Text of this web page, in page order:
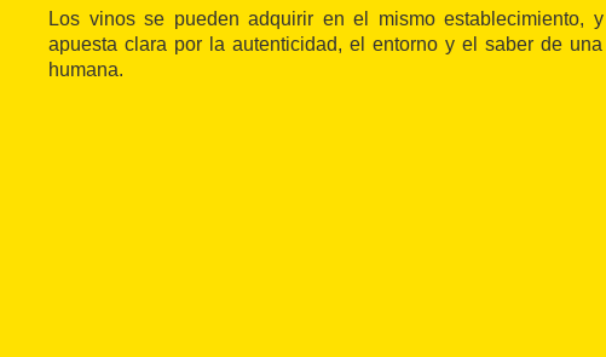
Los vinos se pueden adquirir en el mismo establecimiento,
apuesta clara por la autenticidad, el entorno y el saber de
humana.